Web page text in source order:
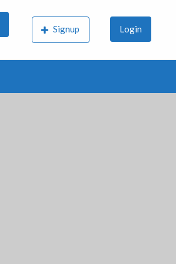
Signup Login